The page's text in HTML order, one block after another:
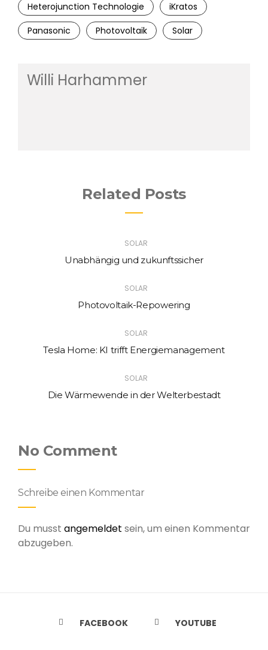
Heterojunction Technologie
iKratos
Panasonic
Photovoltaik Solar
Willi Harhammer
Related Posts
SOLAR
Unabhängig und zukunftssicher
SOLAR
Photovoltaik-Repowering
SOLAR
Tesla Home: KI trifft Energiemanagement
SOLAR
Die Wärmewende in der Welterbestadt
No Comment
Schreibe einen Kommentar
Du musst angemeldet sein, um einen Kommentar
abzugeben.
FACEBOOK YOUTUBE